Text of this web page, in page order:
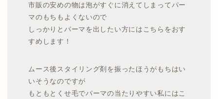
市販の安めの物は泡がすぐに消えてしまってパー
マのもちもよくないので
しっかりとパーマを出したい方にはこちらをおす
すめします！
ムース後スタイリング剤を振ったほうがもちはい
いそうなのですが
もともとくせ毛でパーマの当たりやすい私にはこ